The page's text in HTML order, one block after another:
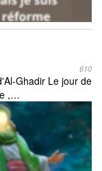
610
Ghadir Le jour de
,…